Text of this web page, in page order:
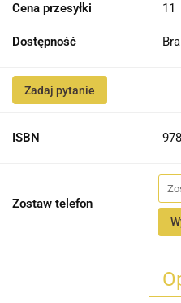
Cena przesyłki 11
Dostępność
Zadaj pytanie
ISBN
Zostaw telefon